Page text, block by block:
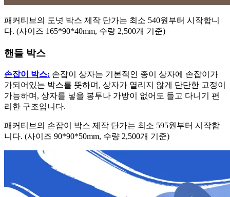
패커티브의 도넛 박스 제작 단가는 최소 540원부터 시작합니
다. (사이즈 165*90*40mm, 수량 2,500개 기준)
핸들 박스
손잡이 박스: 손잡이 상자는 기본적인 종이 상자에 손잡이가
가되어있는 박스를 뜻하며, 상자가 열리지 않게 단단한 고정이
가능하며, 상자를 넣을 봉투나 가방이 없어도 들고 다니기 편
리한 구조입니다.
패커티브의 손잡이 박스 제작 단가는 최소 595원부터 시작합
니다. (사이즈 90*90*50mm, 수량 2,500개 기준)